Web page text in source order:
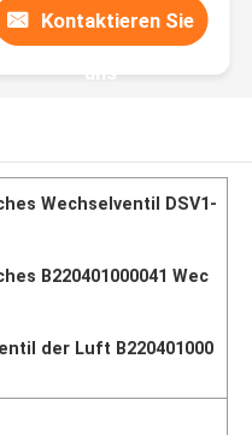
Kontaktieren Sie
uns
Wechselventil DSV1-
B220401000041 Wec
der Luft B220401000